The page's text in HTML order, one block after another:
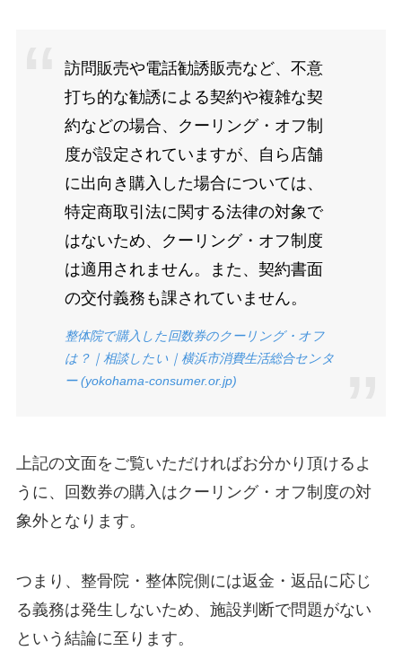
訪問販売や電話勧誘販売など、不意
打ち的な勧誘による契約や複雑な契
約などの場合、クーリング・オフ制
度が設定されていますが、自ら店舗
に出向き購入した場合については、
特定商取引法に関する法律の対象で
はないため、クーリング・オフ制度
は適用されません。また、契約書面
の交付義務も課されていません。
整体院で購入した回数券のクーリング・オフ
は？｜相談したい｜横浜市消費生活総合センタ
ー (yokohama-consumer.or.jp)
上記の文面をご覧いただければお分かり頂けるよ
うに、回数券の購入はクーリング・オフ制度の対
象外となります。
つまり、整骨院・整体院側には返金・返品に応じ
る義務は発生しないため、施設判断で問題がない
という結論に至ります。